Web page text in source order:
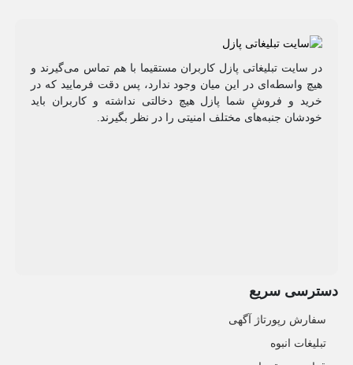
در سایت تبلیغاتی پازل کاربران مستقیما با هم تماس می‌گیرند و
هیچ واسطه‌ای در این میان وجود ندارد، پس دقت فرمایید که در
خرید و فروشِ شما پازل هیچ دخالتی نداشته و کاربران باید
خودشان جنبه‌های مختلف امنیتی را در نظر بگیرند.
دسترسی سریع
سفارش رپورتاژ آگهی
تبلیغات انبوه